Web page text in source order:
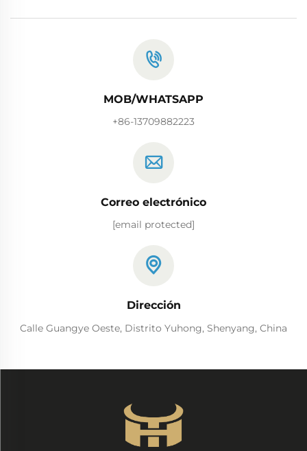
MOB/WHATSAPP
+86-13709882223
Correo electrónico
[email protected]
Dirección
Calle Guangye Oeste, Distrito Yuhong, Shenyang, China